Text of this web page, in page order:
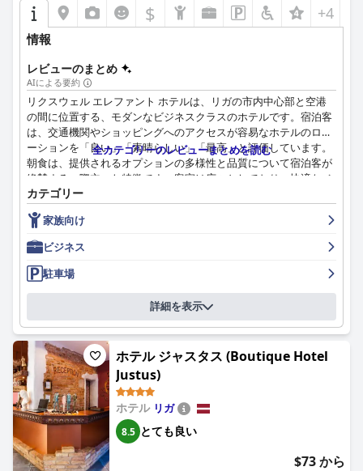
$ +4
情報
レビューのまとめ
AIによる要約
リクスウェル エレファント ホテルは、リガの市内中心部と空港
の間に位置する、モダンなビジネスクラスのホテルです。宿泊客
は、交通機関やショッピングへのアクセスが容易なホテルのロケ
ーションを「良い」「素晴らしい」「最高」と評価しています。
朝食は、提供されるオプションの多様性と品質について宿泊客が
絶賛する、際立った特徴です。客室は広々としており、快適なベ
ッドが備わっていますが、一部の宿泊客は改装が必要であると指
摘しています。ホテルは一貫して清潔であると評価されており、
モダンで装飾の行き届いたインテリアが特徴です。スタッフはフ
レンドリーで親切であり、多くの宿泊客がその有益性と友好的な
態度に感謝しています。駐車場は便利でお手頃な価格で利用でき
ます。全体として、リクスウェル エレファント ホテルは価格に
見合う価値を提供し、ビジネスや家族旅行の両方に快適なオプシ
全カテゴリーのレビューまとめを読む
カテゴリー
家族向け
ビジネス
駐車場
詳細を表示
ホテル ジャスタス (Boutique Hotel
Justus)
ホテル リガ
8.5 とても良い
$73 から